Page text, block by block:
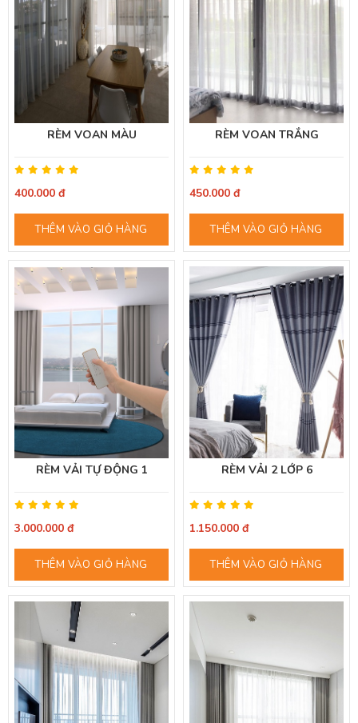
RÈM VOAN MÀU
400.000 đ
THÊM VÀO GIỎ HÀNG
RÈM VOAN TRẮNG
450.000 đ
THÊM VÀO GIỎ HÀNG
RÈM VẢI TỰ ĐỘNG 1
3.000.000 đ
THÊM VÀO GIỎ HÀNG
RÈM VẢI 2 LỚP 6
1.150.000 đ
THÊM VÀO GIỎ HÀNG